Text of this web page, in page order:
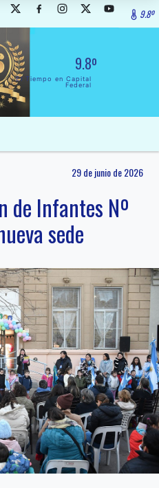
9.8º
9.8º
El Tiempo en Capital
Federal
29 de junio de 2026
de Infantes Nº
sede